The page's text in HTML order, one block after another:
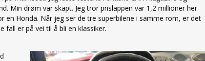
Min drøm var skapt. Jeg tror prislappen var 1,2 millioner her
en Honda. Når jeg ser de tre superbilene i samme rom, er det
fall er på vei til å bli en klassiker.